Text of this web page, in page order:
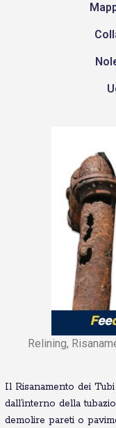
Relining,
Il Risanamento dei
dall’interno della
demolire pareti o